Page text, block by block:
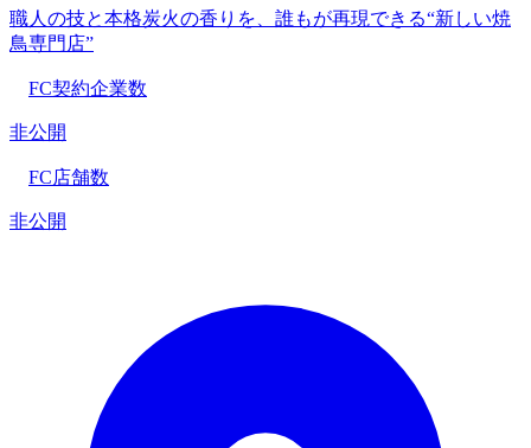
職人の技と本格炭火の香りを、誰もが再現できる“新しい焼
鳥専門店”
FC契約企業数
非公開
FC店舗数
非公開